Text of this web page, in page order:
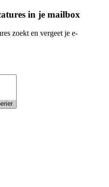
in je mailbox
zoekt en vergeet je e-